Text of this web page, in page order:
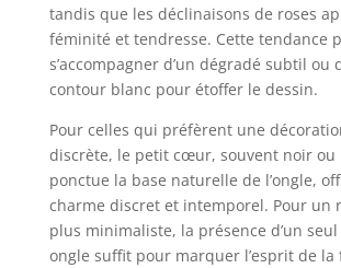
tandis que les déclinaisons de roses
féminité et tendresse. Cette tendance
s’accompagner d’un dégradé subtil ou
contour blanc pour étoffer le dessin.
Pour celles qui préfèrent une
discrète, le petit cœur, souvent noir ou
ponctue la base naturelle de l’ongle,
charme discret et intemporel. Pour un
plus minimaliste, la présence d’un
ongle suffit pour marquer l’esprit de la